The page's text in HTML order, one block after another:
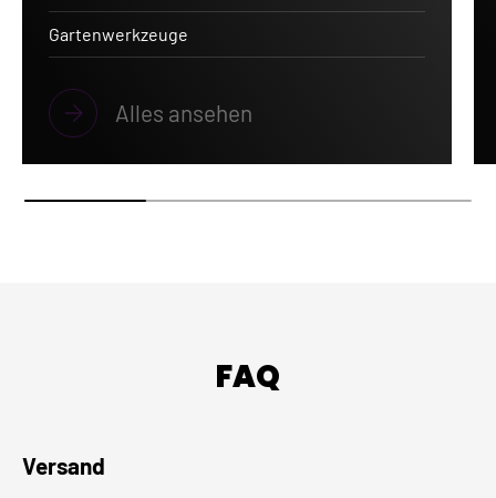
Gartenwerkzeuge
Alles ansehen
FAQ
Versand